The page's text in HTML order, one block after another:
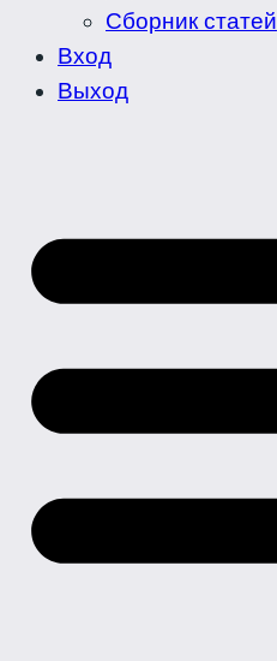
Сборник статей
Вход
Выход